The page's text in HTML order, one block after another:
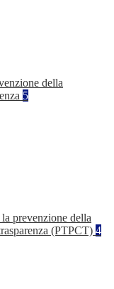
della
5
prevenzione della
(PTPCT) 4